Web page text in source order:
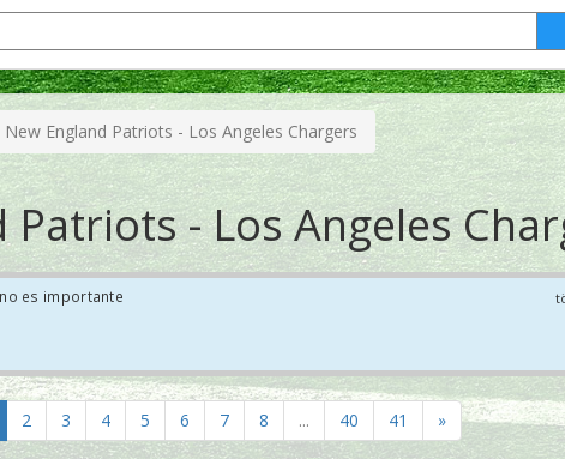
New England Patriots - Los Angeles Chargers
Patriots - Los Angeles
es importante
2 3 4 5 6 7 8 ... 40 41 »